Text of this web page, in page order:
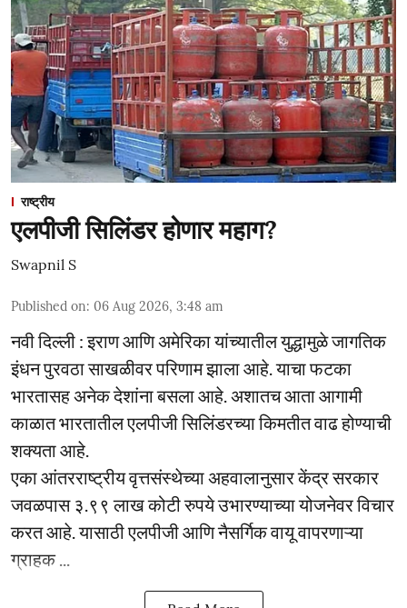
राष्ट्रीय
एलपीजी सिलिंडर होणार महाग?
Swapnil S
Published on: 06 Aug 2026, 3:48 am
नवी दिल्ली : इराण आणि अमेरिका यांच्यातील युद्धामुळे जागतिक
इंधन पुरवठा साखळीवर परिणाम झाला आहे. याचा फटका
भारतासह अनेक देशांना बसला आहे. अशातच आता आगामी
काळात भारतातील एलपीजी सिलिंडरच्या किमतीत वाढ होण्याची
शक्यता आहे.
एका आंतरराष्ट्रीय वृत्तसंस्थेच्या अहवालानुसार केंद्र सरकार
जवळपास ३.९९ लाख कोटी रुपये उभारण्याच्या योजनेवर विचार
करत आहे. यासाठी एलपीजी आणि नैसर्गिक वायू वापरणाऱ्या
ग्राहक ...